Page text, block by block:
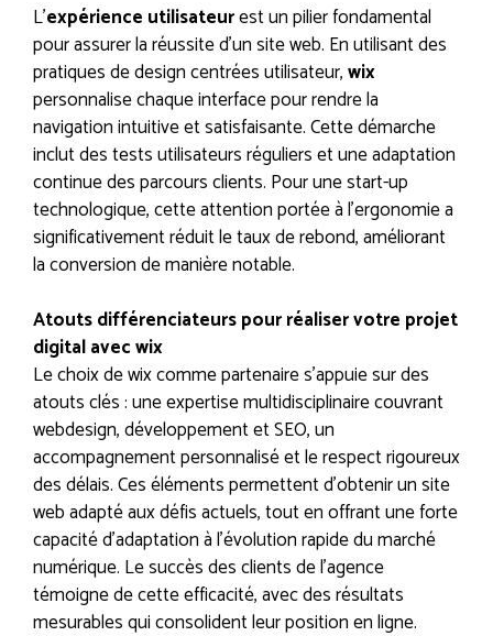
L’expérience utilisateurest un pilier fondamental
pour assurer la réussite d’un site web. En utilisant des
pratiques de design centrées utilisateur,wix
personnalise chaque interface pour rendre la
navigation intuitive et satisfaisante. Cette démarche
inclut des tests utilisateurs réguliers et une adaptation
continue des parcours clients. Pour une start-up
technologique, cette attention portée à l’ergonomie a
significativement réduit le taux de rebond, améliorant
la conversion de manière notable.
Atouts différenciateurs pour réaliser votre projet
digital avec wix
Le choix de wix comme partenaire s’appuie sur des
atouts clés : une expertise multidisciplinaire couvrant
webdesign, développement et SEO, un
accompagnement personnalisé et le respect rigoureux
des délais. Ces éléments permettent d’obtenir un site
web adapté aux défis actuels, tout en offrant une forte
capacité d’adaptation à l’évolution rapide du marché
numérique. Le succès des clients de l’agence
témoigne de cette efficacité, avec des résultats
mesurables qui consolident leur position en ligne.